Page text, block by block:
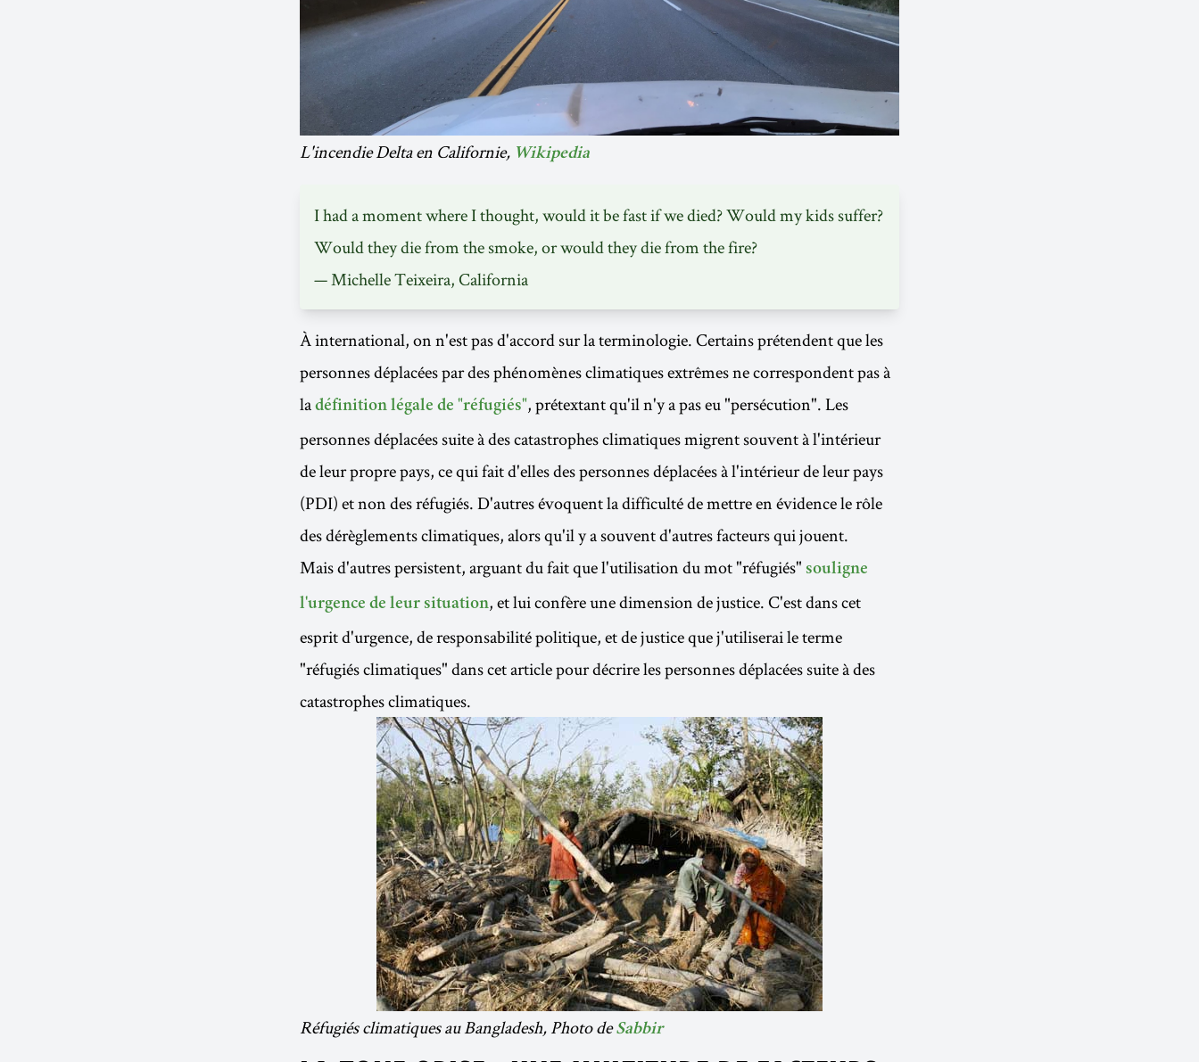
L'incendie Delta en Californie, Wikipedia
I had a moment where I thought, would it be fast if we died? Would my kids suffer?
Would they die from the smoke, or would they die from the fire?
— Michelle Teixeira, California
À international, on n'est pas d'accord sur la terminologie. Certains prétendent que les
personnes déplacées par des phénomènes climatiques extrêmes ne correspondent pas à
la définition légale de "réfugiés", prétextant qu'il n'y a pas eu "persécution". Les
personnes déplacées suite à des catastrophes climatiques migrent souvent à l'intérieur
de leur propre pays, ce qui fait d'elles des personnes déplacées à l'intérieur de leur pays
(PDI) et non des réfugiés. D'autres évoquent la difficulté de mettre en évidence le rôle
des dérèglements climatiques, alors qu'il y a souvent d'autres facteurs qui jouent.
Mais d'autres persistent, arguant du fait que l'utilisation du mot "réfugiés" souligne
l'urgence de leur situation, et lui confère une dimension de justice. C'est dans cet
esprit d'urgence, de responsabilité politique, et de justice que j'utiliserai le terme
"réfugiés climatiques" dans cet article pour décrire les personnes déplacées suite à des
catastrophes climatiques.
Réfugiés climatiques au Bangladesh, Photo deSabbir